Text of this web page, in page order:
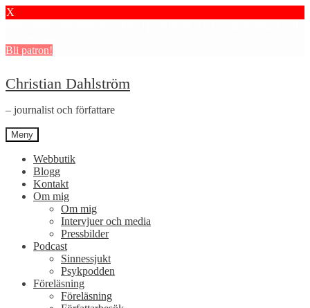
X
Bli patron!
Hoppa
till
navigering
Hoppa
till
innehåll
Christian Dahlström
– journalist och författare
Meny
Webbutik
Blogg
Kontakt
Om mig
Om mig
Intervjuer och media
Pressbilder
Podcast
Sinnessjukt
Psykpodden
Föreläsning
Föreläsning